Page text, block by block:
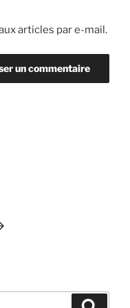
articles par e-mail.